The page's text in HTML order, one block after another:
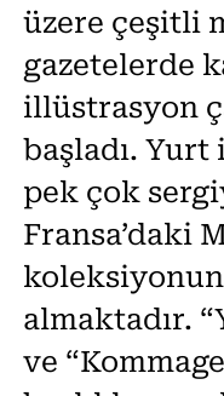
üzere çeşitli
gazetelerde
illüstrasyon
başladı. Yurt
pek çok
Fransa’daki
almaktadır.
ve